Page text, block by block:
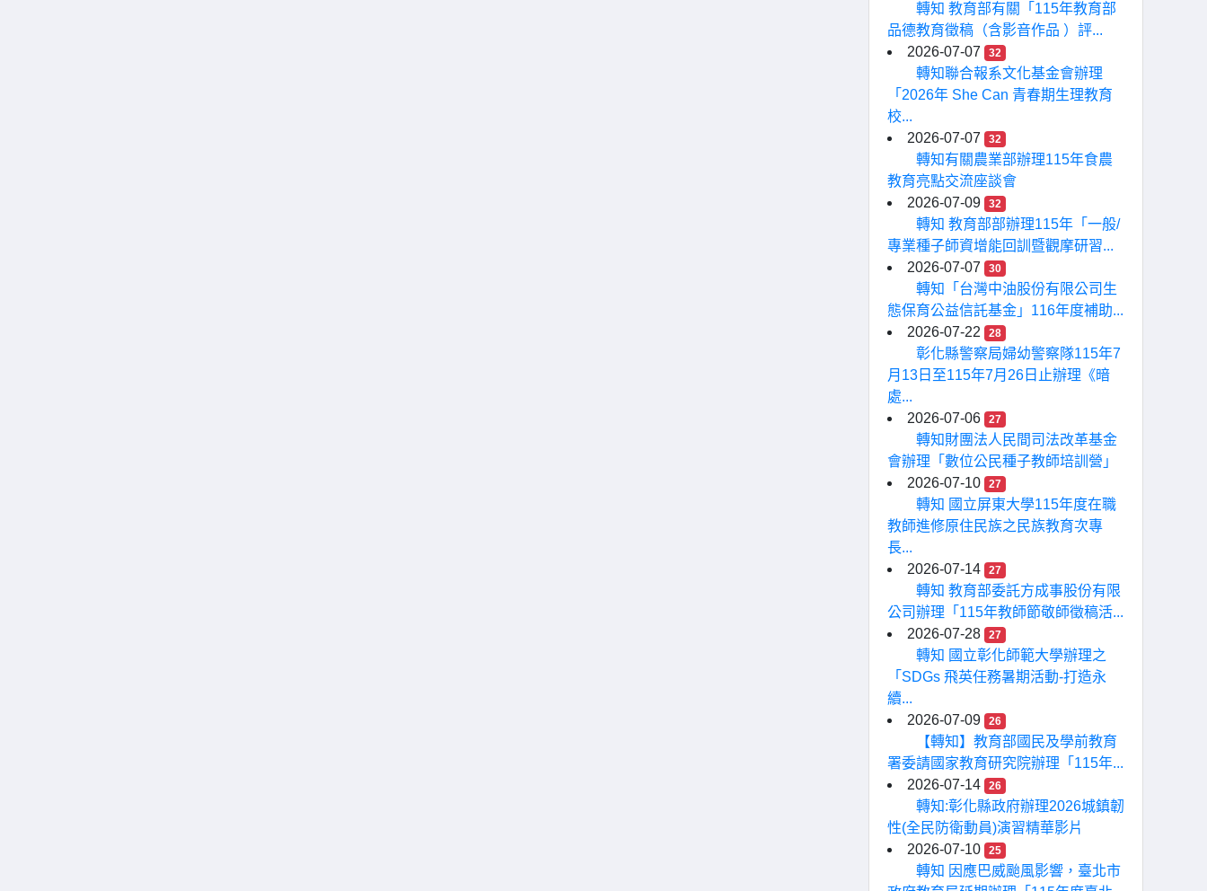
轉知 教育部有關「115年教育部
品德教育徵稿（含影音作品 ）評...
2026-07-07
32
轉知聯合報系文化基金會辦理
「2026年 She Can 青春期生理教育
校...
2026-07-07
32
轉知有關農業部辦理115年食農
教育亮點交流座談會
2026-07-09
32
轉知 教育部部辦理115年「一般/
專業種子師資增能回訓暨觀摩研習...
2026-07-07
30
轉知「台灣中油股份有限公司生
態保育公益信託基金」116年度補助...
2026-07-22
28
彰化縣警察局婦幼警察隊115年7
月13日至115年7月26日止辦理《暗
處...
2026-07-06
27
轉知財團法人民間司法改革基金
會辦理「數位公民種子教師培訓營」
2026-07-10
27
轉知 國立屏東大學115年度在職
教師進修原住民族之民族教育次專
長...
2026-07-14
27
轉知 教育部委託方成事股份有限
公司辦理「115年教師節敬師徵稿活...
2026-07-28
27
轉知 國立彰化師範大學辦理之
「SDGs 飛英任務暑期活動-打造永
續...
2026-07-09
26
【轉知】教育部國民及學前教育
署委請國家教育研究院辦理「115年...
2026-07-14
26
轉知:彰化縣政府辦理2026城鎮韌
性(全民防衛動員)演習精華影片
2026-07-10
25
轉知 因應巴威颱風影響，臺北市